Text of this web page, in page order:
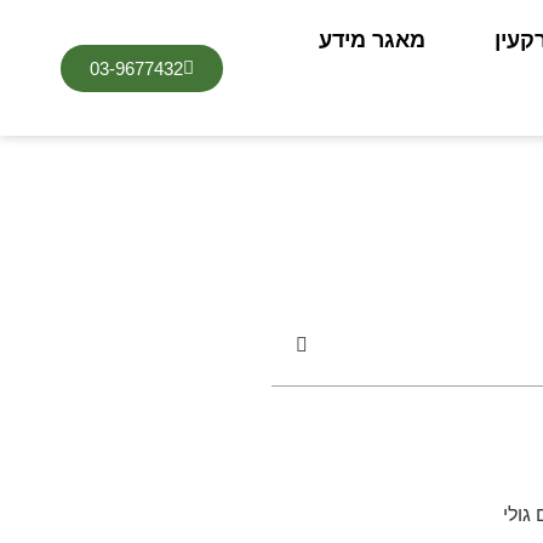
מאגר מידע
03-9677432